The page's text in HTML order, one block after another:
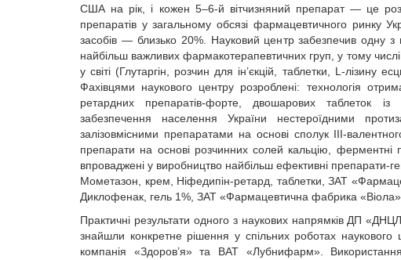
США на рік, і кожен 5–6-й вітчизняний препарат — це
препаратів у загальному обсязі фармацевтичного ринку
засобів — близько 20%. Науковий центр забезпечив одну
найбільш важливих фармакотерапевтичних груп, у тому
у світі (Глутаргін, розчин для ін’єкцій, таблетки, L-лізину
Фахівцями наукового центру розроблені: технологія
ретардних препаратів-форте, двошарових таблеток
забезпечення населення України нестероїдними
залізовмісними препаратами на основі сполук ІІІ-
препарати на основі розчинних солей кальцію, ферментні
впроваджені у виробництво найбільш ефективні препарати-
Мометазон, крем, Ніфедипін-ретард, таблетки, ЗАТ
Диклофенак, гель 1%, ЗАТ «Фармацевтична фабрика «Віола»
Практичні результати одного з наукових напрямків ДП
знайшли конкретне рішення у спільних роботах
компанія «Здоров’я» та ВАТ «Лубнифарм».